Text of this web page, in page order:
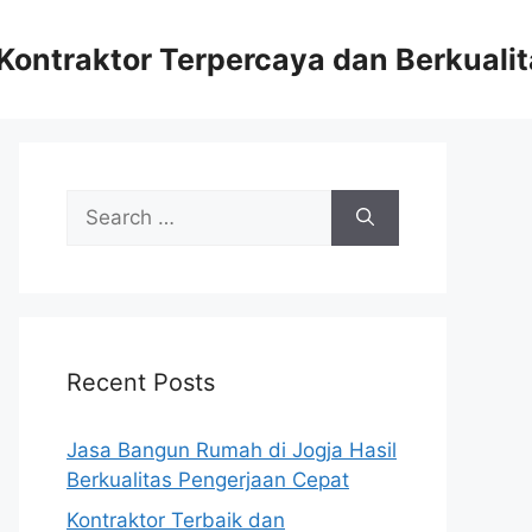
Terpercaya dan
Search
for:
Recent Posts
Jasa Bangun Rumah di Jogja Hasil
Berkualitas Pengerjaan Cepat
Kontraktor Terbaik dan